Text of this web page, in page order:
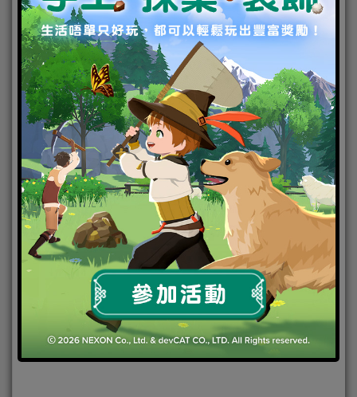
《A3: STILL ALIVE 倖存
者》更新 開啟水閘 全新皇家
之戰「被淹沒的梅提溫」登
場
2021-01-15 |Android,IOS,手機遊戲